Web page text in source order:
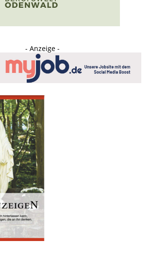
- Anzeige -